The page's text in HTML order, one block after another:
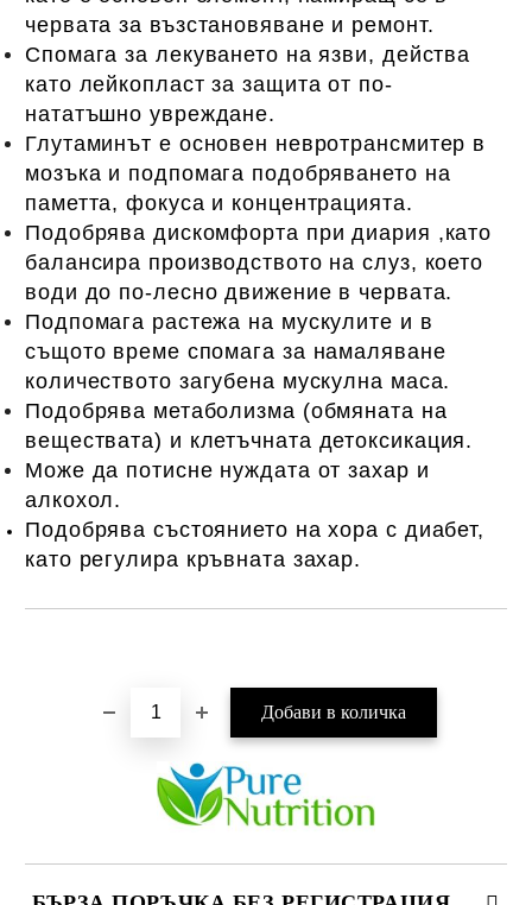
червата за възстановяване и ремонт.
Спомага за лекуването на язви, действа
като лейкопласт за защита от по-
нататъшно увреждане.
Глутаминът е основен невротрансмитер в
мозъка и подпомага подобряването на
паметта, фокуса и концентрацията.
Подобрява дискомфорта при диария ,като
балансира производството на слуз, което
води до по-лесно движение в червата.
Подпомага растежа на мускулите и в
същото време спомага за намаляване
количеството загубена мускулна маса.
Подобрява метаболизма (обмяната на
веществата) и клетъчната детоксикация.
Може да потисне нуждата от захар и
алкохол.
Подобрява състоянието на хора с диабет,
като регулира кръвната захар.